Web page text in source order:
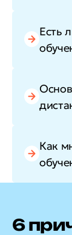
Есть
Как
6